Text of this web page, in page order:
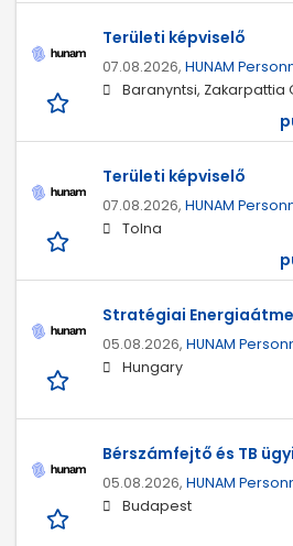
Területi képviselő
07.08.2026, HUNAM
Baranyntsi, Zakarpattia
Területi képviselő
07.08.2026, HUNAM
Tolna
Stratégiai
05.08.2026, HUNAM
Hungary
Bérszámfejtő és TB
05.08.2026, HUNAM
Budapest